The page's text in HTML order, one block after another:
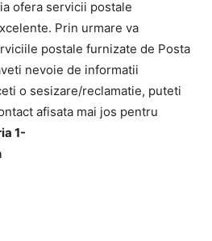
ofera servicii postale
Prin urmare va
postale furnizate de Posta
nevoie de informatii
o sesizare/reclamatie, puteti
afisata mai jos pentru
1-